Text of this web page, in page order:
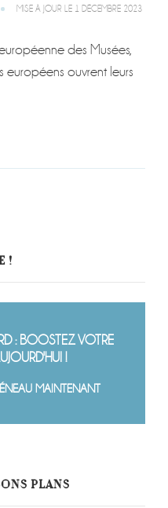
MISE À JOUR LE 1 DÉCEMBRE 2023
des Musées,
européens ouvrent leurs
!
: BOOSTEZ VOTRE
!
MAINTENANT
PLANS